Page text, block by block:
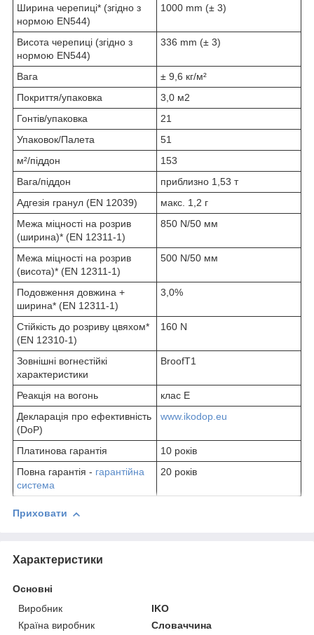
Ширина черепиці* (згідно з
нормою EN544)
1000 mm (± 3)
Висота черепиці (згідно з
нормою EN544)
336 mm (± 3)
Вага
± 9,6 кг/м²
Покриття/упаковка
3,0 м2
Гонтів/упаковка
21
Упаковок/Палета
51
м²/піддон
153
Вага/піддон
приблизно 1,53 т
Адгезія гранул (EN 12039)
макс. 1,2 г
Межа міцності на розрив
(ширина)* (EN 12311-1)
850 N/50 мм
Межа міцності на розрив
(висота)* (EN 12311-1)
500 N/50 мм
Подовження довжина +
ширина* (EN 12311-1)
3,0%
Стійкість до розриву цвяхом*
(EN 12310-1)
160 N
Зовнішні вогнестійкі
характеристики
BroofT1
Реакція на вогонь
клас E
Декларація про ефективність
(DoP)
www.ikodop.eu
Платинова гарантія
10 років
Повна гарантія - гарантійна
система
20 років
Приховати
Характеристики
Основні
Виробник
IKO
Країна виробник
Словаччина